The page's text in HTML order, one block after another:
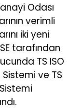
Odası
verimli
iki yeni
tarafından
TS ISO
ve TS